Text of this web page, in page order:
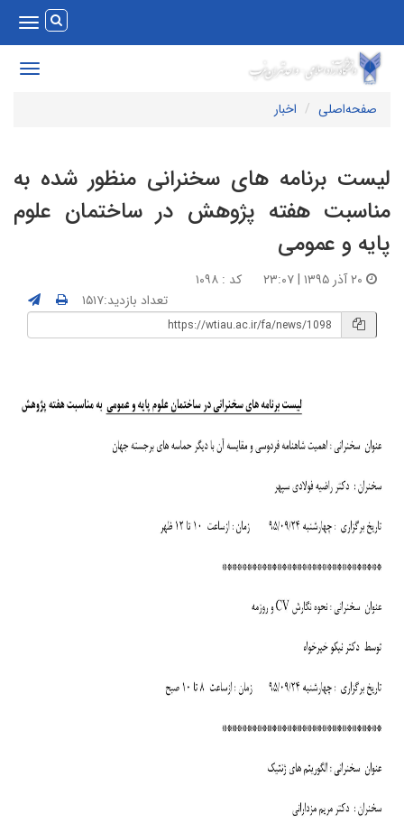
Toggle
Toggle
صفحه‌اصلی
اخبار
برنامه های سخنرانی منظور شده به
هفته پژوهش در ساختمان علوم
و عمومی
کد : ۱۰۹۸
تعداد بازدید:۱۵۱۷